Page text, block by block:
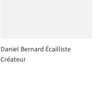
Daniel Bernard Écailliste
Créateur